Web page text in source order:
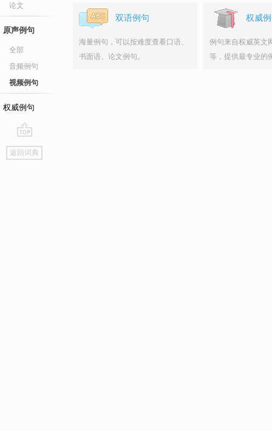
论文
原声例句
全部
音频例句
视频例句
权威例句
go
top
返回词典
双语例句
海量例句，可以按难度查看口语、
书面语、论文例句。
权威
例句来自权威英文
等，提供最专业的